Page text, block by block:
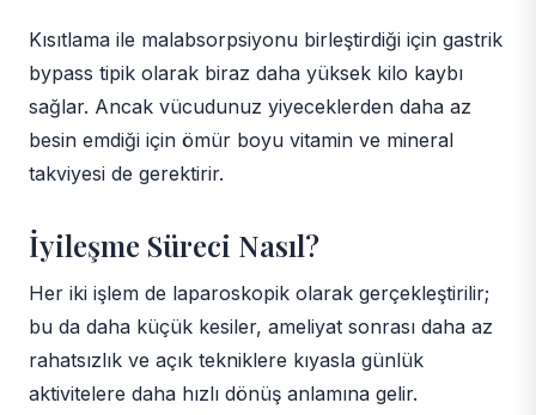
Kısıtlama ile malabsorpsiyonu birleştirdiği için gastrik
bypass tipik olarak biraz daha yüksek kilo kaybı
sağlar. Ancak vücudunuz yiyeceklerden daha az
besin emdiği için ömür boyu vitamin ve mineral
takviyesi de gerektirir.
İyileşme Süreci Nasıl?
Her iki işlem de laparoskopik olarak gerçekleştirilir;
bu da daha küçük kesiler, ameliyat sonrası daha az
rahatsızlık ve açık tekniklere kıyasla günlük
aktivitelere daha hızlı dönüş anlamına gelir.